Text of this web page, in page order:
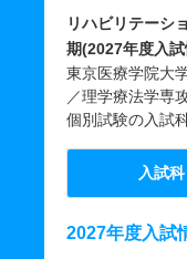
リハビリテーシ
期(2027年度入
東京医療学院大
／理学療法学専
個別試験の入試
入試科
2027年度入試